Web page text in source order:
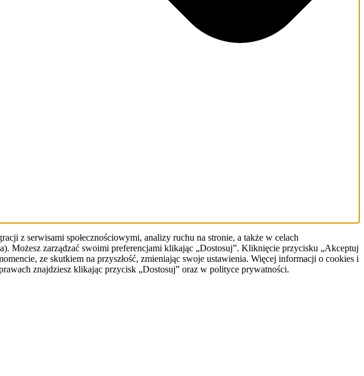
z serwisami społecznościowymi, analizy ruchu na stronie, a także w celach
zarządzać swoimi preferencjami klikając „Dostosuj”. Kliknięcie przycisku „Akceptuj
ze skutkiem na przyszłość, zmieniając swoje ustawienia. Więcej informacji o cookies i
znajdziesz klikając przycisk „Dostosuj” oraz w polityce prywatności.